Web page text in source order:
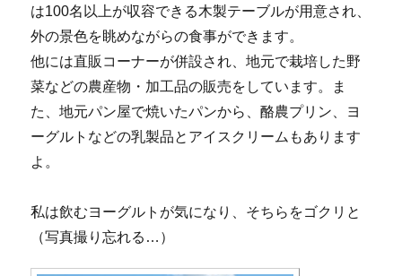
は100名以上が収容できる木製テーブルが用意され、
外の景色を眺めながらの食事ができます。
他には直販コーナーが併設され、地元で栽培した野
菜などの農産物・加工品の販売をしています。ま
た、地元パン屋で焼いたパンから、酪農プリン、ヨ
ーグルトなどの乳製品とアイスクリームもあります
よ。
私は飲むヨーグルトが気になり、そちらをゴクリと
（写真撮り忘れる…）